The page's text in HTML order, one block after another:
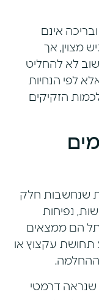
אינם
מצוין, אך
לא להחליט
לפי הנחיות
הזקיקים
שנחשבות חלק
נפיחות
הם ממצאים
תחושת עקצוץ או
ההחלמה.
שנראה דרמטי